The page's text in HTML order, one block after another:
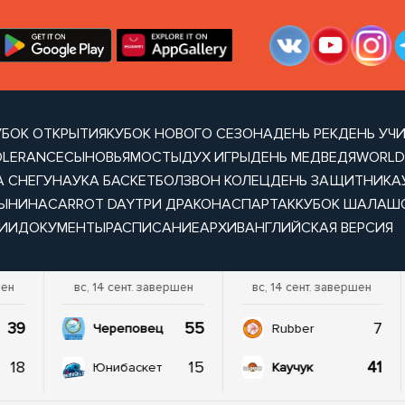
ОТКРЫТИЯКУБОК НОВОГО СЕЗОНАДЕНЬ РЕКДЕНЬ
СЫНОВЬЯМОСТЫДУХ ИГРЫДЕНЬ МЕДВЕДЯ
СНЕГУНАУКА БАСКЕТБОЛЗВОН КОЛЕЦДЕНЬ ЗАЩИТНИКА
CARROT DAYТРИ ДРАКОНАСПАРТАККУБОК
ДОКУМЕНТЫРАСПИСАНИЕАРХИВАНГЛИЙСКАЯ ВЕРСИЯ
39
18
вс, 14 сент. завершен
Череповец 55
Юнибаскет 15
вс, 14 сент. завершен
Rubber 7
Каучук 41